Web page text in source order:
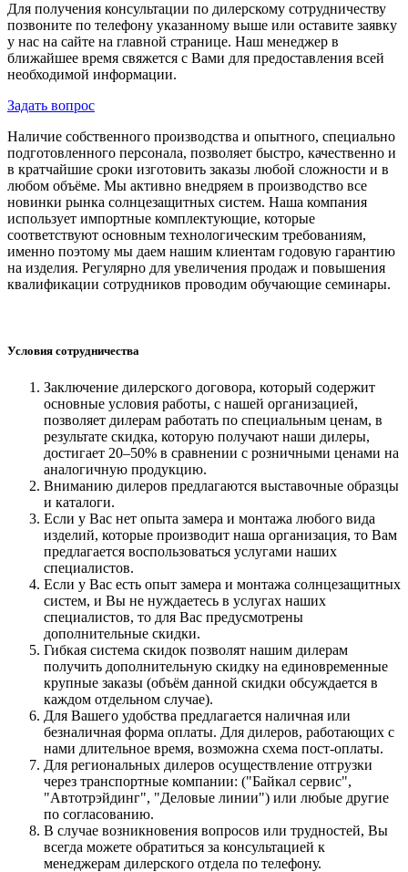
Для получения консультации по дилерскому сотрудничеству
позвоните по телефону указанному выше или оставите заявку
у нас на сайте на главной странице. Наш менеджер в
ближайшее время свяжется с Вами для предоставления всей
необходимой информации.
Задать вопрос
Наличие собственного производства и опытного, специально
подготовленного персонала, позволяет быстро, качественно и
в кратчайшие сроки изготовить заказы любой сложности и в
любом объёме. Мы активно внедряем в производство все
новинки рынка солнцезащитных систем. Наша компания
использует импортные комплектующие, которые
соответствуют основным технологическим требованиям,
именно поэтому мы даем нашим клиентам годовую гарантию
на изделия. Регулярно для увеличения продаж и повышения
квалификации сотрудников проводим обучающие семинары.
Условия сотрудничества
Заключение дилерского договора, который содержит
основные условия работы, с нашей организацией,
позволяет дилерам работать по специальным ценам, в
результате скидка, которую получают наши дилеры,
достигает 20–50% в сравнении с розничными ценами на
аналогичную продукцию.
Вниманию дилеров предлагаются выставочные образцы
и каталоги.
Если у Вас нет опыта замера и монтажа любого вида
изделий, которые производит наша организация, то Вам
предлагается воспользоваться услугами наших
специалистов.
Если у Вас есть опыт замера и монтажа солнцезащитных
систем, и Вы не нуждаетесь в услугах наших
специалистов, то для Вас предусмотрены
дополнительные скидки.
Гибкая система скидок позволят нашим дилерам
получить дополнительную скидку на единовременные
крупные заказы (объём данной скидки обсуждается в
каждом отдельном случае).
Для Вашего удобства предлагается наличная или
безналичная форма оплаты. Для дилеров, работающих с
нами длительное время, возможна схема пост-оплаты.
Для региональных дилеров осуществление отгрузки
через транспортные компании: ("Байкал сервис",
"Автотрэйдинг", "Деловые линии") или любые другие
по согласованию.
В случае возникновения вопросов или трудностей, Вы
всегда можете обратиться за консультацией к
менеджерам дилерского отдела по телефону.